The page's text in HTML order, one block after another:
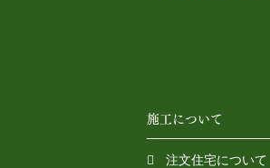
施工について
注文住宅について